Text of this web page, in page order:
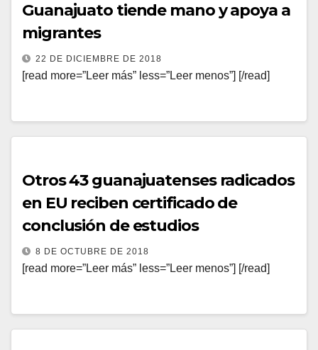
Guanajuato tiende mano y apoya a
migrantes
22 DE DICIEMBRE DE 2018
[read more=”Leer más” less=”Leer menos”] [/read]
Otros 43 guanajuatenses radicados
en EU reciben certificado de
conclusión de estudios
8 DE OCTUBRE DE 2018
[read more=”Leer más” less=”Leer menos”] [/read]